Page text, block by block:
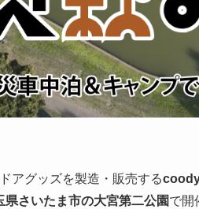
アグッズを製造・販売するcoody
県さいたま市の大宮第二公園で開